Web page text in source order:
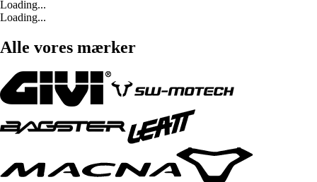
Loading...
Loading...
Alle vores mærker